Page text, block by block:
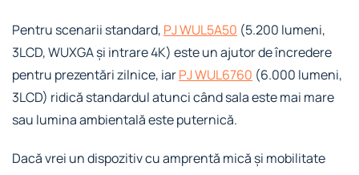
Pentru scenarii standard, PJ WUL5A50 (5.200 lumeni,
3LCD, WUXGA și intrare 4K) este un ajutor de încredere
pentru prezentări zilnice, iarPJ WUL6760 (6.000 lumeni,
3LCD) ridică standardul atunci când sala este mai mare
sau lumina ambientală este puternică.
Dacă vrei un dispozitiv cu amprentă mică și mobilitate